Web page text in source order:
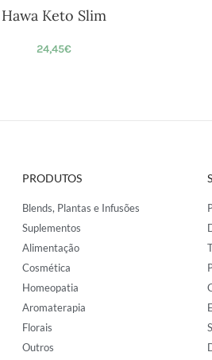
Hawa Keto Slim
24,45€
PRODUTOS
Blends, Plantas e Infusões
Suplementos
Alimentação
Cosmética
Homeopatia
Aromaterapia
Florais
Outros